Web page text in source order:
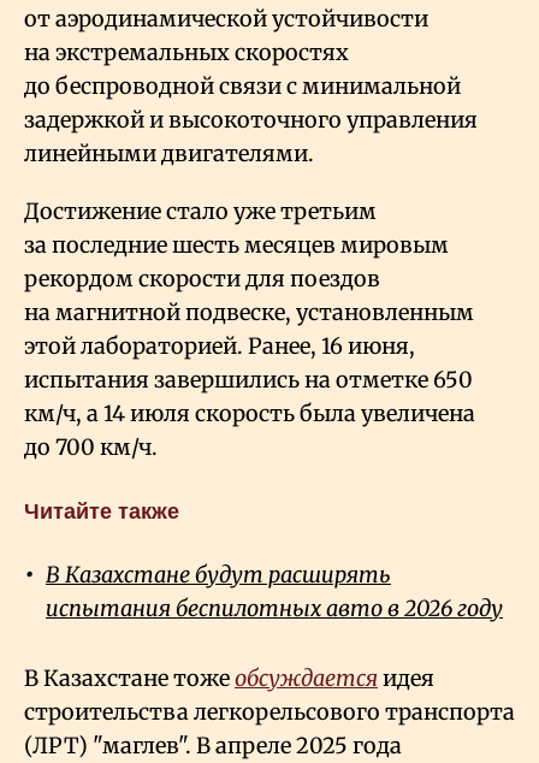
от аэродинамической устойчивости
на экстремальных скоростях
до беспроводной связи с минимальной
задержкой и высокоточного управления
линейными двигателями.
Достижение стало уже третьим
за последние шесть месяцев мировым
рекордом скорости для поездов
на магнитной подвеске, установленным
этой лабораторией. Ранее, 16 июня,
испытания завершились на отметке 650
км/ч, а 14 июля скорость была увеличена
до 700 км/ч.
Читайте также
В Казахстане будут расширять
испытания беспилотных авто в 2026 году
В Казахстане тожеобсуждается идея
строительства легкорельсового транспорта
(ЛРТ) "маглев". В апреле 2025 года